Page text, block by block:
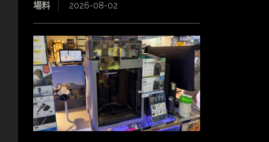
場料 2026-08-02